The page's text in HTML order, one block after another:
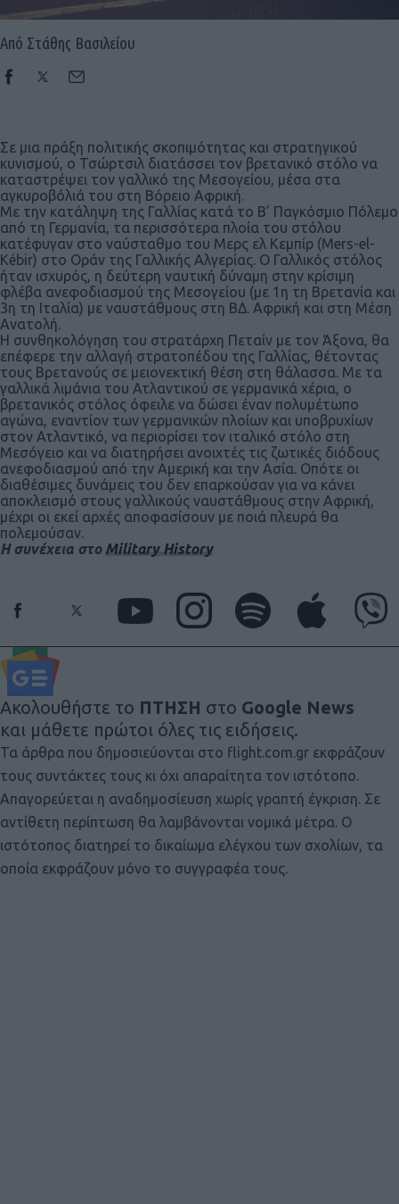
Από Στάθης Βασιλείου
Σε μια πράξη πολιτικής σκοπιμότητας και στρατηγικού
κυνισμού, ο Τσώρτσιλ διατάσσει τον βρετανικό στόλο να
καταστρέψει τον γαλλικό της Μεσογείου, μέσα στα
αγκυροβόλιά του στη Βόρειο Αφρική.
Με την κατάληψη της Γαλλίας κατά το Β’ Παγκόσμιο Πόλεμο
από τη Γερμανία, τα περισσότερα πλοία του στόλου
κατέφυγαν στο ναύσταθμο του Μερς ελ Κεμπίρ (Mers-el-
Kébir) στο Οράν της Γαλλικής Αλγερίας. Ο Γαλλικός στόλος
ήταν ισχυρός, η δεύτερη ναυτική δύναμη στην κρίσιμη
φλέβα ανεφοδιασμού της Μεσογείου (με 1η τη Βρετανία και
3η τη Ιταλία) με ναυστάθμους στη ΒΔ. Αφρική και στη Μέση
Ανατολή.
Η συνθηκολόγηση του στρατάρχη Πεταίν με τον Άξονα, θα
επέφερε την αλλαγή στρατοπέδου της Γαλλίας, θέτοντας
τους Βρετανούς σε μειονεκτική θέση στη θάλασσα. Με τα
γαλλικά λιμάνια του Ατλαντικού σε γερμανικά χέρια, ο
βρετανικός στόλος όφειλε να δώσει έναν πολυμέτωπο
αγώνα, εναντίον των γερμανικών πλοίων και υποβρυχίων
στον Ατλαντικό, να περιορίσει τον ιταλικό στόλο στη
Μεσόγειο και να διατηρήσει ανοιχτές τις ζωτικές διόδους
ανεφοδιασμού από την Αμερική και την Ασία. Οπότε οι
διαθέσιμες δυνάμεις του δεν επαρκούσαν για να κάνει
αποκλεισμό στους γαλλικούς ναυστάθμους στην Αφρική,
μέχρι οι εκεί αρχές αποφασίσουν με ποιά πλευρά θα
πολεμούσαν.
Η συνέχεια στο Military History
Ακολουθήστε το ΠΤΗΣΗ στο Google News
και μάθετε πρώτοι όλες τις ειδήσεις.
Τα άρθρα που δημοσιεύονται στο flight.com.gr εκφράζουν
τους συντάκτες τους κι όχι απαραίτητα τον ιστότοπο.
Απαγορεύεται η αναδημοσίευση χωρίς γραπτή έγκριση. Σε
αντίθετη περίπτωση θα λαμβάνονται νομικά μέτρα. Ο
ιστότοπος διατηρεί το δικαίωμα ελέγχου των σχολίων, τα
οποία εκφράζουν μόνο το συγγραφέα τους.